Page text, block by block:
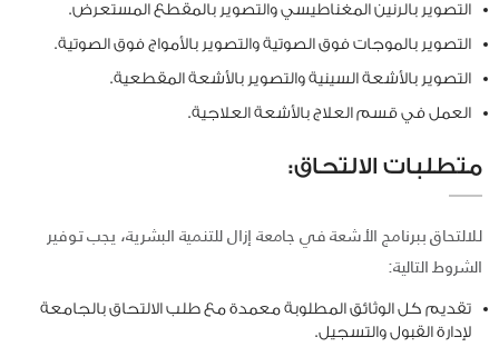
التصوير بالرنين المغناطيسي والتصوير بالمقطع المستعرض.
التصوير بالموجات فوق الصوتية والتصوير بالأمواج فوق الصوتية.
التصوير بالأشعة السينية والتصوير بالأشعة المقطعية.
العمل في قسم العلاج بالأشعة العلاجية.
متطلبات الالتحاق:
للالتحاق ببرنامج الأشعة في جامعة إزال للتنمية البشرية، يجب توفير
الشروط التالية:
تقديم كل الوثائق المطلوبة معمدة مع طلب الالتحاق بالجامعة
لإدارة القبول والتسجيل.